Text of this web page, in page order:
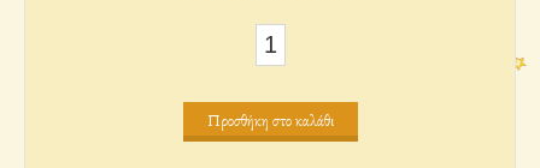
Ο
Δράκος
Ντιέγκο
στοχεύει
Προσθήκη στο καλάθι